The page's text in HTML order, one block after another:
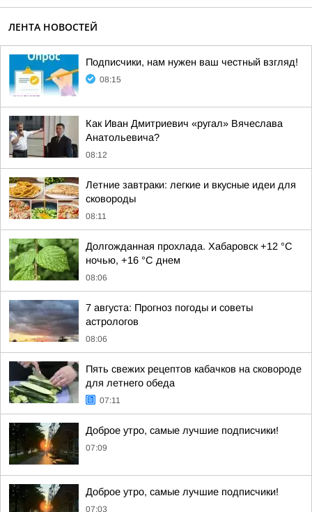
ЛЕНТА НОВОСТЕЙ
Подписчики, нам нужен ваш честный взгляд!
08:15
Как Иван Дмитриевич «ругал» Вячеслава
Анатольевича?
08:12
Летние завтраки: легкие и вкусные идеи для
сковороды
08:11
Долгожданная прохлада. Хабаровск +12 °C
ночью, +16 °C днем
08:06
7 августа: Прогноз погоды и советы
астрологов
08:06
Пять свежих рецептов кабачков на сковороде
для летнего обеда
07:11
Доброе утро, самые лучшие подписчики!
07:09
Доброе утро, самые лучшие подписчики!
07:03